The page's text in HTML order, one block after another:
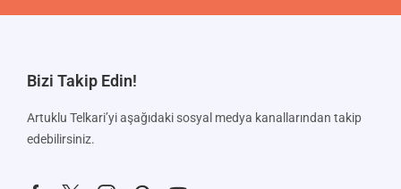
Bizi Takip Edin!
Artuklu Telkari’yi aşağıdaki sosyal medya kanallarından takip
edebilirsiniz.